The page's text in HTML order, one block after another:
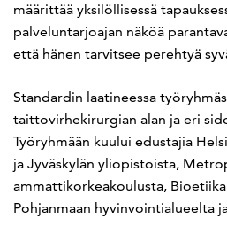
määrittää yksilöllisessä
palveluntarjoajan näköä
että hänen tarvitsee perehtyä
Standardin laatineessa
taittovirhekirurgian alan ja eri
Työryhmään kuului edustajia
ja Jyväskylän yliopistoista,
ammattikorkeakoulusta,
Pohjanmaan hyvinvointialueelta